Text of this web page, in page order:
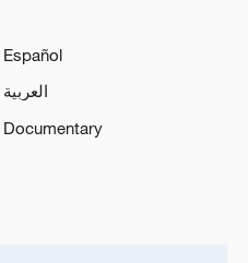
Español
العربية
Documentary